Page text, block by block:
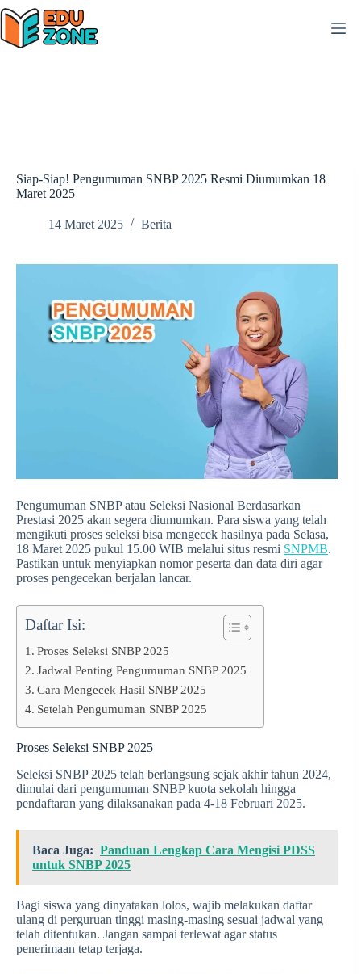
Skip
to
content
Siap-Siap! Pengumuman SNBP 2025 Resmi Diumumkan 18
Maret 2025
14 Maret 2025 Berita
Pengumuman SNBP atau Seleksi Nasional Berdasarkan
Prestasi 2025 akan segera diumumkan. Para siswa yang telah
mengikuti proses seleksi bisa mengecek hasilnya pada Selasa,
18 Maret 2025 pukul 15.00 WIB melalui situs resmi SNPMB.
Pastikan untuk menyiapkan nomor peserta dan data diri agar
proses pengecekan berjalan lancar.
Daftar Isi:
Proses Seleksi SNBP 2025
Jadwal Penting Pengumuman SNBP 2025
Cara Mengecek Hasil SNBP 2025
Setelah Pengumuman SNBP 2025
Proses Seleksi SNBP 2025
Seleksi SNBP 2025 telah berlangsung sejak akhir tahun 2024,
dimulai dari pengumuman SNBP kuota sekolah hingga
pendaftaran yang dilaksanakan pada 4-18 Februari 2025.
Baca Juga: Panduan Lengkap Cara Mengisi PDSS
untuk SNBP 2025
Bagi siswa yang dinyatakan lolos, wajib melakukan daftar
ulang di perguruan tinggi masing-masing sesuai jadwal yang
telah ditentukan. Jangan sampai terlewat agar status
penerimaan tetap terjaga.